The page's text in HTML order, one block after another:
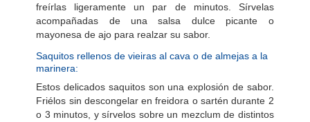
freírlas ligeramente un par de minutos. Sírvelas
acompañadas de una salsa dulce picante o
mayonesa de ajo para realzar su sabor.
Saquitos rellenos de vieiras al cava o de almejas a la
marinera:
Estos delicados saquitos son una explosión de sabor.
Friélos sin descongelar en freidora o sartén durante 2
o 3 minutos, y sírvelos sobre un mezclum de distintos